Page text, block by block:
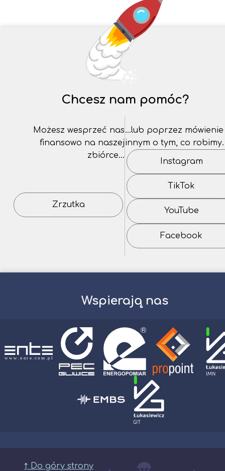
Chcesz nam pomóc?
Możesz wesprzeć nas
finansowo na naszej
zbiórce…
Zrzutka
…lub poprzez mówienie
innym o tym, co robimy.
Instagram
TikTok
YouTube
Facebook
Wspierają nas
↑ Do góry strony